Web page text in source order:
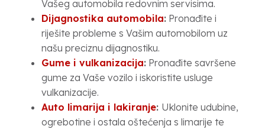
Vašeg automobila redovnim servisima.
Dijagnostika automobila: Pronađite i
riješite probleme s Vašim automobilom uz
našu preciznu dijagnostiku.
Gume i vulkanizacija: Pronađite savršene
gume za Vaše vozilo i iskoristite usluge
vulkanizacije.
Auto limarija i lakiranje: Uklonite udubine,
ogrebotine i ostala oštećenja s limarije te